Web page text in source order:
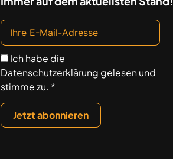
Ich habe die
Datenschutzerklärung gelesen und
stimme zu. *
Jetzt abonnieren